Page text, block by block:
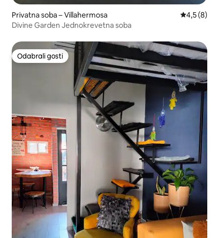
Privatna soba – Villahermosa Prosječna
4,5 (8)
Divine Garden Jednokrevetna soba
Odabrali gosti
Odabrali gosti